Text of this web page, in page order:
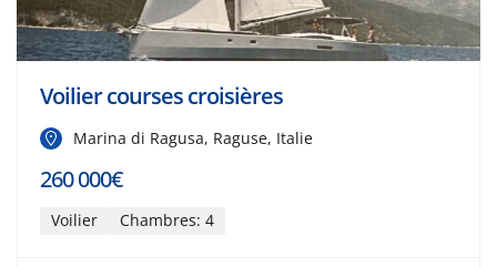
Voilier courses croisières
Marina di Ragusa, Raguse, Italie
260 000€
Voilier Chambres: 4